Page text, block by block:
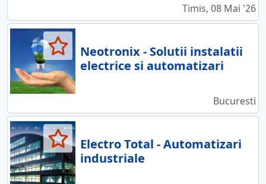
Timis, 08 Mai '26
Neotronix - Solutii instalatii
electrice si automatizari
Bucuresti
Electro Total - Automatizari
industriale